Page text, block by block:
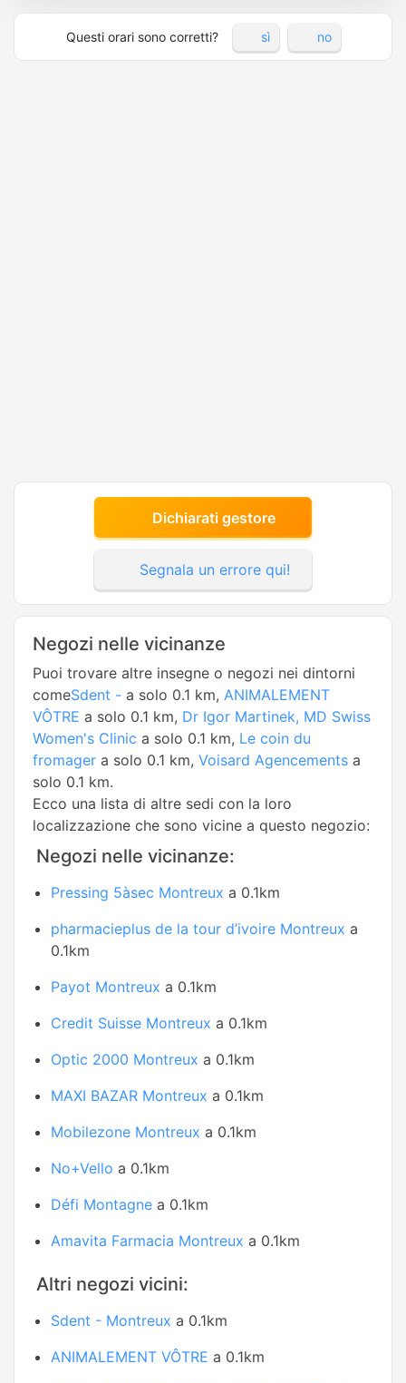
Questi orari sono corretti? sì no
Dichiarati gestore
Segnala un errore qui!
Negozi nelle vicinanze
Puoi trovare altre insegne o negozi nei dintorni
comeSdent - a solo 0.1 km, ANIMALEMENT
VÔTRE a solo 0.1 km, Dr Igor Martinek, MD Swiss
Women's Clinic a solo 0.1 km, Le coin du
fromager a solo 0.1 km, Voisard Agencements a
solo 0.1 km.
Ecco una lista di altre sedi con la loro
localizzazione che sono vicine a questo negozio:
Negozi nelle vicinanze:
Pressing 5àsec Montreux a 0.1km
pharmacieplus de la tour d’ivoire Montreux a
0.1km
Payot Montreux a 0.1km
Credit Suisse Montreux a 0.1km
Optic 2000 Montreux a 0.1km
MAXI BAZAR Montreux a 0.1km
Mobilezone Montreux a 0.1km
No+Vello a 0.1km
Défi Montagne a 0.1km
Amavita Farmacia Montreux a 0.1km
Altri negozi vicini:
Sdent - Montreux a 0.1km
ANIMALEMENT VÔTRE a 0.1km